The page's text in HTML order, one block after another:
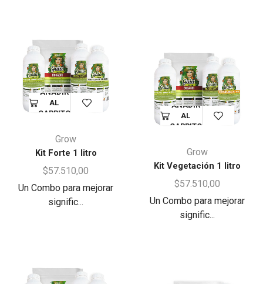
AÑADIR
AL
CARRITO
Grow
Kit Forte 1 litro
$57.510,00
Un Combo para mejorar
signific...
AÑADIR
AL
CARRITO
Grow
Kit Vegetación 1 litro
$57.510,00
Un Combo para mejorar
signific...